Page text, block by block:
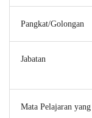
Pangkat/
Mata Pelajaran